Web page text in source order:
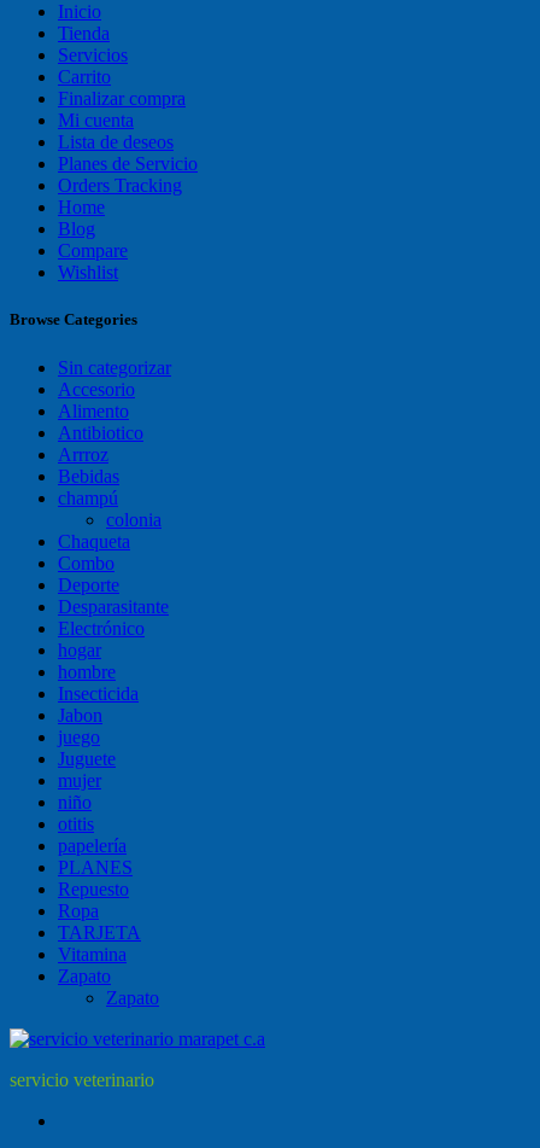
Inicio
Tienda
Servicios
Carrito
Finalizar compra
Mi cuenta
Lista de deseos
Planes de Servicio
Orders Tracking
Home
Blog
Compare
Wishlist
Browse Categories
Sin categorizar
Accesorio
Alimento
Antibiotico
Arrroz
Bebidas
champú
colonia
Chaqueta
Combo
Deporte
Desparasitante
Electrónico
hogar
hombre
Insecticida
Jabon
juego
Juguete
mujer
niño
otitis
papelería
PLANES
Repuesto
Ropa
TARJETA
Vitamina
Zapato
Zapato
servicio veterinario